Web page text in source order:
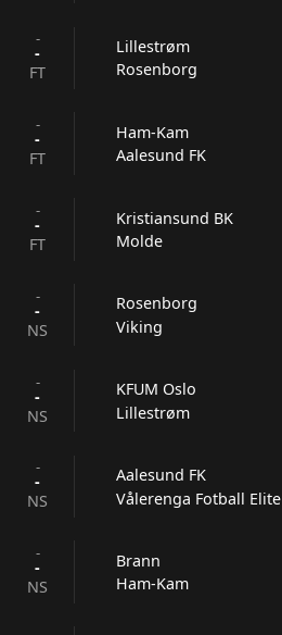
-
-
FT
Lillestrøm
Rosenborg
-
-
FT
Ham-Kam
Aalesund FK
-
-
FT
Kristiansund BK
Molde
-
-
NS
Rosenborg
Viking
-
-
NS
KFUM Oslo
Lillestrøm
-
-
NS
Aalesund FK
Vålerenga Fotball Elite
-
-
NS
Brann
Ham-Kam